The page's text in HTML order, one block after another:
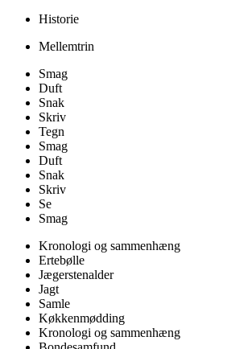
Historie
Mellemtrin
Smag
Duft
Snak
Skriv
Tegn
Smag
Duft
Snak
Skriv
Se
Smag
Kronologi og sammenhæng
Ertebølle
Jægerstenalder
Jagt
Samle
Køkkenmødding
Kronologi og sammenhæng